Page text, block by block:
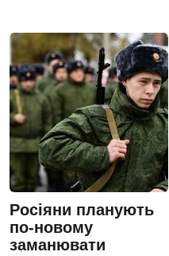
Росіяни планують
по-новому
заманювати